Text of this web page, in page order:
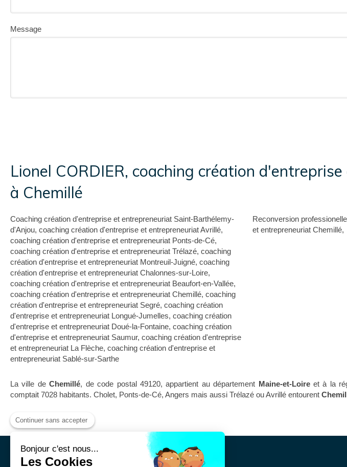
Message
Lionel CORDIER, coaching création
à Chemillé
Coaching création d'entreprise et entrepreneuriat Saint-Barthélemy-
d'Anjou, coaching création d'entreprise et entrepreneuriat Avrillé,
coaching création d'entreprise et entrepreneuriat Ponts-de-Cé,
coaching création d'entreprise et entrepreneuriat Trélazé, coaching
création d'entreprise et entrepreneuriat Montreuil-Juigné, coaching
création d'entreprise et entrepreneuriat Chalonnes-sur-Loire,
coaching création d'entreprise et entrepreneuriat Beaufort-en-Vallée,
coaching création d'entreprise et entrepreneuriat Chemillé, coaching
création d'entreprise et entrepreneuriat Segré, coaching création
d'entreprise et entrepreneuriat Longué-Jumelles, coaching création
d'entreprise et entrepreneuriat Doué-la-Fontaine, coaching création
d'entreprise et entrepreneuriat Saumur, coaching création d'entreprise
et entrepreneuriat La Flèche, coaching création d'entreprise et
entrepreneuriat Sablé-sur-Sarthe
Reconversion
et entrepreneuriat Chemillé,
La ville deChemillé, de code postal 49120, appartient au département Maine-et-Loireet à la
comptait 7028 habitants. Cholet, Ponts-de-Cé, Angers mais aussi Trélazé ou Avrillé entourent
Maël Cordier
Continuer sans accepter
Bonjour c'est nous...
Les Cookies